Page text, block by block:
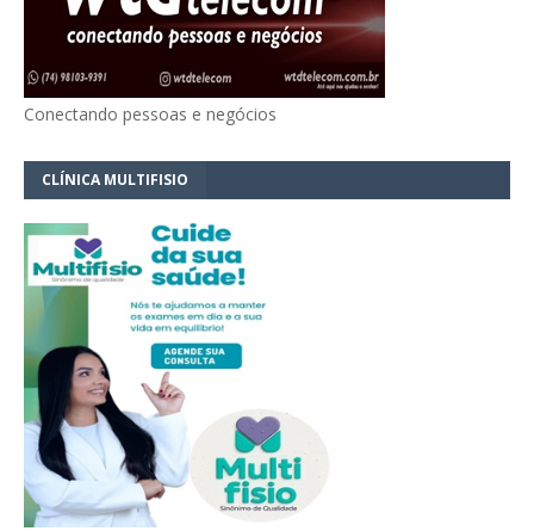
Conectando pessoas e negócios
CLÍNICA MULTIFISIO